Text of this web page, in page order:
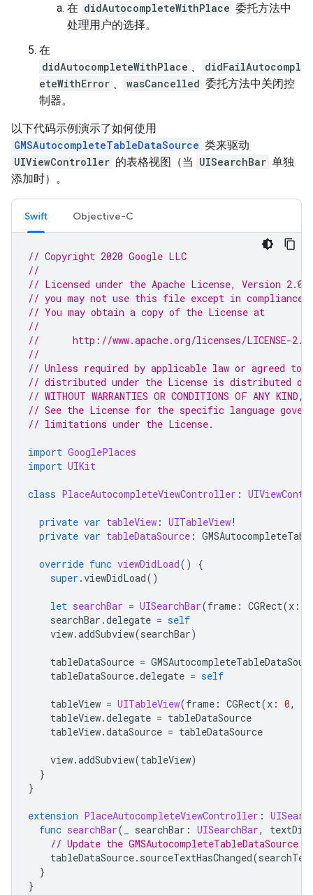
在 didAutocompleteWithPlace 委托方法中
处理用户的选择。
在
didAutocompleteWithPlace 、
didFailAutocompl
eteWithError 、 wasCancelled 委托方法中关闭控
制器。
以下代码示例演示了如何使用
GMSAutocompleteTableDataSource 类来驱动
UIViewController 的表格视图（当 UISearchBar 单独
添加时）。
Swift Objective-C
// Copyright 2020 Google LLC
//
// Licensed under the Apache License, Version
// you may not use this file except in compliance
// You may obtain a copy of the License at
//
//      http://www.apache.org/licenses/LICENSE-2.0
//
// Unless required by applicable law or agreed to
// distributed under the License is distributed on
// WITHOUT WARRANTIES OR CONDITIONS OF ANY
// See the License for the specific language
// limitations under the License.
import GooglePlaces
import UIKit
class PlaceAutocompleteViewController :
private var tableView : UITableView!
private var tableDataSource :
override func viewDidLoad()
{
super .viewDidLoad()
let searchBar = UISearchBar(frame : CGRect(x :
searchBar .delegate = self
view.addSubview(searchBar)
tableDataSource =
tableDataSource.delegate = self
tableView = UITableView(frame : CGRect(x : 0,
tableView.delegate = tableDataSource
tableView.dataSource = tableDataSource
view.addSubview(tableView)
}
}
extension PlaceAutocompleteViewController :
func searchBar( searchBar : UISearchBar,
// Update the
tableDataSource. sourceTextHasChanged(
}
}